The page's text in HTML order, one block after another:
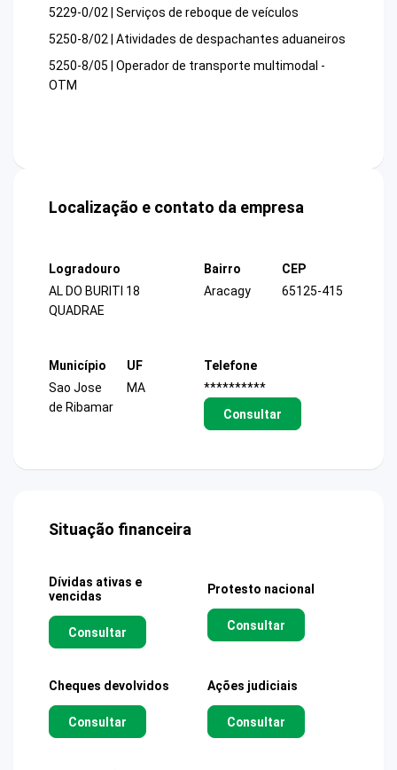
5229-0/02 | Serviços de reboque de veículos
5250-8/02 | Atividades de despachantes aduaneiros
5250-8/05 | Operador de transporte multimodal -
OTM
Localização e contato da empresa
Logradouro
AL DO BURITI 18
QUADRAE
Bairro
Aracagy
CEP
65125-415
Município
Sao Jose
de Ribamar
UF
MA
Telefone
**********
Consultar
Situação financeira
Dívidas ativas e
vencidas
Consultar
Protesto nacional
Consultar
Cheques devolvidos
Consultar
Ações judiciais
Consultar